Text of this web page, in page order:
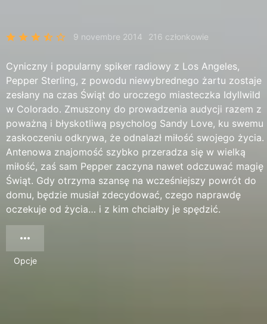
9 novembre 2014 216 członkowie
Cyniczny i popularny spiker radiowy z Los Angeles,
Pepper Sterling, z powodu niewybrednego żartu zostaje
zesłany na czas Świąt do uroczego miasteczka Idyllwild
w Colorado. Zmuszony do prowadzenia audycji razem z
poważną i błyskotliwą psycholog Sandy Love, ku swemu
zaskoczeniu odkrywa, że odnalazł miłość swojego życia.
Antenowa znajomość szybko przeradza się w wielką
miłość, zaś sam Pepper zaczyna nawet odczuwać magię
Świąt. Gdy otrzyma szansę na wcześniejszy powrót do
domu, będzie musiał zdecydować, czego naprawdę
oczekuje od życia… i z kim chciałby je spędzić.
Opcje